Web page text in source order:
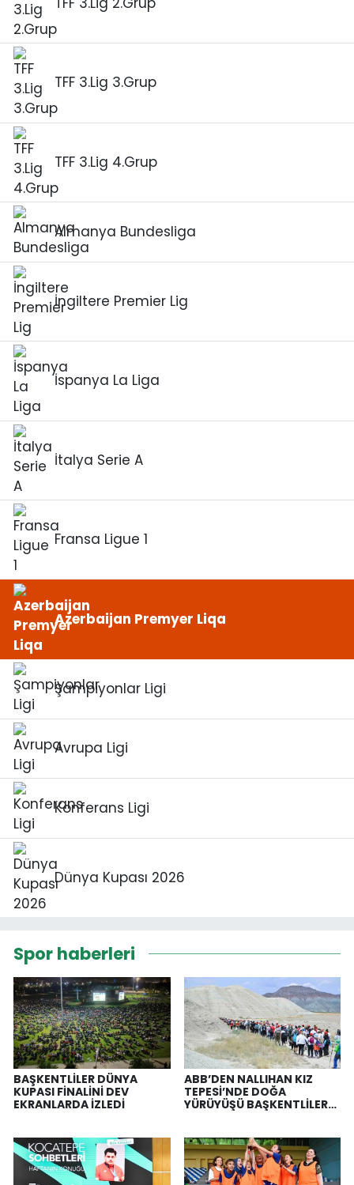
TFF 3.Lig 3.Grup
TFF 3.Lig 4.Grup
Almanya Bundesliga
İngiltere Premier Lig
İspanya La Liga
İtalya Serie A
Fransa Ligue 1
Azerbaijan Premyer Liqa
Şampiyonlar Ligi
Avrupa Ligi
Konferans Ligi
Dünya Kupası 2026
Spor haberleri
BAŞKENTLİLER DÜNYA
KUPASI FİNALİNİ DEV
EKRANLARDA İZLEDİ
ABB’DEN NALLIHAN KIZ
TEPESİ’NDE DOĞA
YÜRÜYÜŞÜ BAŞKENTLİLER